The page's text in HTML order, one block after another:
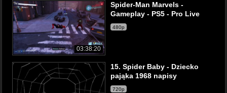
03:38:20
Spider-Man Marvels -
Gameplay - PS5 - Pro Live
480p
15. Spider Baby - Dziecko
pająka 1968 napisy
720p